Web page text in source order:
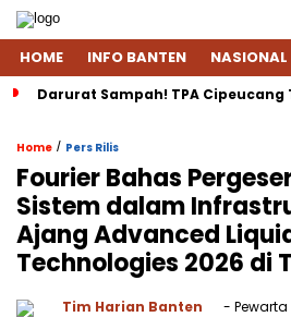
HOME INFO BANTEN NASIONAL
Darurat Sampah! TPA
Home / Pers Rilis
Fourier Bahas
Sistem dalam
Ajang Advanced
Technologies 2026 di
Tim Harian Banten
- Pewarta